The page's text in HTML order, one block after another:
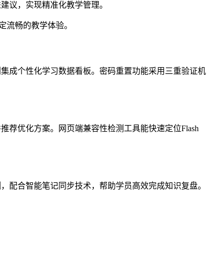
议，实现精准化教学管理。
流畅的教学体验。
成个性化学习数据看板。密码重置功能采用三重验证机
荐优化方案。网页端兼容性检测工具能快速定位Flash
配合智能笔记同步技术，帮助学员高效完成知识复盘。